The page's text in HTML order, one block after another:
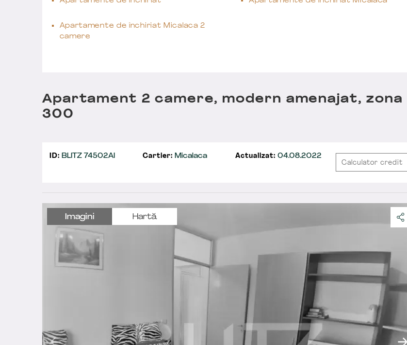
Apartamente de închiriat Micalaca 2
camere
Imagini Hartă
Apartament 2 camere, modern amenajat, zona
300
ID: BLITZ 74502AI Cartier: Micalaca Actualizat: 04.08.2022
Calculator credit